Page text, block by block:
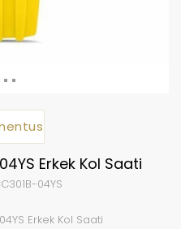
Erkek Kol Saati
04YS
Erkek Kol Saati